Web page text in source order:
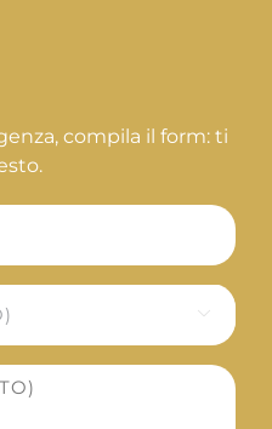
compila il form: ti
